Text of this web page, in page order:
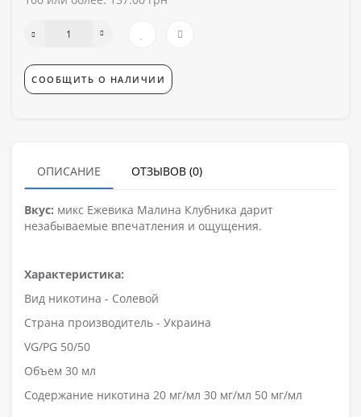
СООБЩИТЬ О НАЛИЧИИ
ОПИСАНИЕ ОТЗЫВОВ (0)
Вкус: микс Ежевика Малина Клубника дарит
незабываемые впечатления и ощущения.
Характеристика:
Вид никотина - Солевой
Страна производитель - Украина
VG/PG 50/50
Объем 30 мл
Содержание никотина 20 мг/мл 30 мг/мл 50 мг/мл